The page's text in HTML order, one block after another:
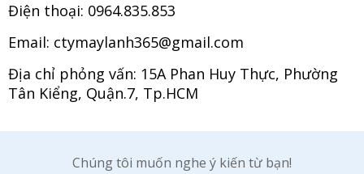
Điện thoại: 0964.835.853
Email: ctymaylanh365@gmail.com
Địa chỉ phỏng vấn: 15A Phan Huy Thực, Phường
Tân Kiểng, Quận.7, Tp.HCM
Chúng tôi muốn nghe ý kiến từ bạn!